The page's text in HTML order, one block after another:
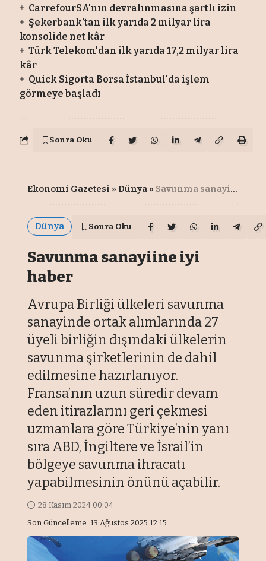
CarrefourSA'nın devralınmasına şartlı izin
Şekerbank'tan ilk yarıda 2 milyar lira
konsolide net kâr
Türk Telekom'dan ilk yarıda 17,2 milyar lira
kâr
Quick Sigorta Borsa İstanbul'da işlem
görmeye başladı
Sonra Oku
Ekonomi Gazetesi » Dünya » Savunma sanayiine iyi haber
Dünya Sonra Oku
Savunma sanayiine iyi
haber
Avrupa Birliği ülkeleri savunma
sanayinde ortak alımlarında 27
üyeli birliğin dışındaki ülkelerin
savunma şirketlerinin de dahil
edilmesine hazırlanıyor.
Fransa’nın uzun süredir devam
eden itirazlarını geri çekmesi
uzmanlara göre Türkiye’nin yanı
sıra ABD, İngiltere ve İsrail’in
bölgeye savunma ihracatı
yapabilmesinin önünü açabilir.
Son Güncelleme: 13 Ağustos 2025 12:15
28 Kasım 2024 00:04